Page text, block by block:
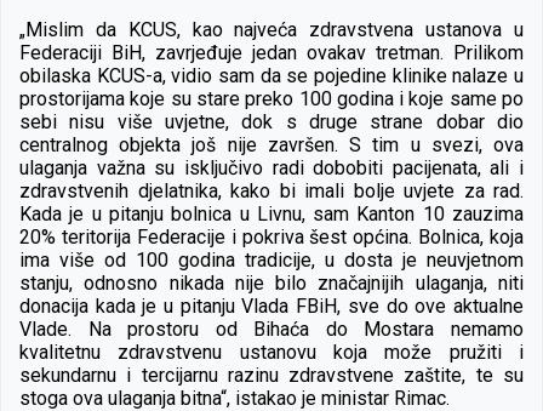
„Mislim da KCUS, kao najveća zdravstvena ustanova u
Federaciji BiH, zavrjeđuje jedan ovakav tretman. Prilikom
obilaska KCUS-a, vidio sam da se pojedine klinike nalaze u
prostorijama koje su stare preko 100 godina i koje same po
sebi nisu više uvjetne, dok s druge strane dobar dio
centralnog objekta još nije završen. S tim u svezi, ova
ulaganja važna su isključivo radi dobobiti pacijenata, ali i
zdravstvenih djelatnika, kako bi imali bolje uvjete za rad.
Kada je u pitanju bolnica u Livnu, sam Kanton 10 zauzima
20% teritorija Federacije i pokriva šest općina. Bolnica, koja
ima više od 100 godina tradicije, u dosta je neuvjetnom
stanju, odnosno nikada nije bilo značajnijih ulaganja, niti
donacija kada je u pitanju Vlada FBiH, sve do ove aktualne
Vlade. Na prostoru od Bihaća do Mostara nemamo
kvalitetnu zdravstvenu ustanovu koja može pružiti i
sekundarnu i tercijarnu razinu zdravstvene zaštite, te su
stoga ova ulaganja bitna“, istakao je ministar Rimac.